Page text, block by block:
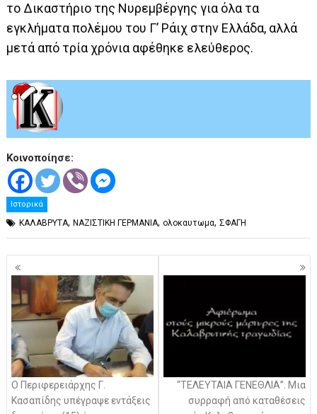
το Δικαστήριο της Νυρεμβέργης για όλα τα
εγκλήματα πολέμου του Γ’ Ράιχ στην Ελλάδα, αλλά
μετά από τρία χρόνια αφέθηκε ελεύθερος.
Κοινοποίησε:
Ιστορικά
ΚΑΛΑΒΡΥΤΑ,ΝΑΖΙΣΤΙΚΗ ΓΕΡΜΑΝΙΑ,ολοκαυτωμα,ΣΦΑΓΗ
Πλοήγηση
άρθρων
Ο Περιφερειάρχης Γ.
Κασαπίδης υπέγραψε εντάξεις
“ΤΕΛΕΥΤΑΙΑ ΓΕΝΕΘΛΙΑ”. Μια
συρραφή από καταθέσεις